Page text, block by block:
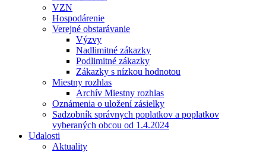
VZN
Hospodárenie
Verejné obstarávanie
Výzvy
Nadlimitné zákazky
Podlimitné zákazky
Zákazky s nízkou hodnotou
Miestny rozhlas
Archív Miestny rozhlas
Oznámenia o uložení zásielky
Sadzobník správnych poplatkov a poplatkov
vyberaných obcou od 1.4.2024
Udalosti
Aktuality